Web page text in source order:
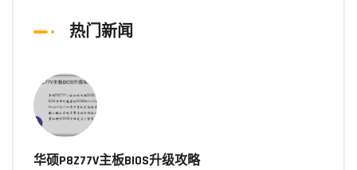
热门新闻
华硕P8Z77V主板BIOS升级攻略